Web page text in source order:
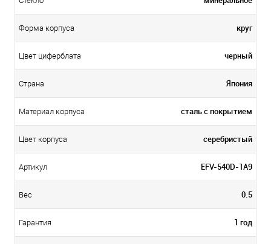
Форма корпуса круг
Цвет циферблата черный
Страна Япония
Материал корпуса сталь с покрытием
Цвет корпуса серебристый
Артикул EFV-540D-1A9
Вес 0.5
Гарантия 1 год